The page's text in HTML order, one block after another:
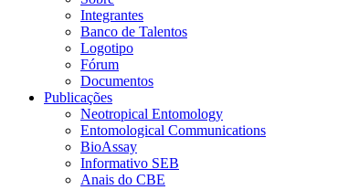
Integrantes
Banco de Talentos
Logotipo
Fórum
Documentos
Publicações
Neotropical Entomology
Entomological Communications
BioAssay
Informativo SEB
Anais do CBE